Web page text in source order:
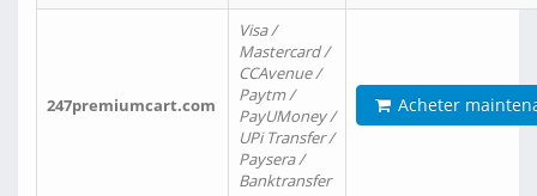
247premiumcart.com
Visa /
Mastercard /
CCAvenue /
Paytm /
PayUMoney /
UPi Transfer /
Paysera /
Banktransfer
Acheter